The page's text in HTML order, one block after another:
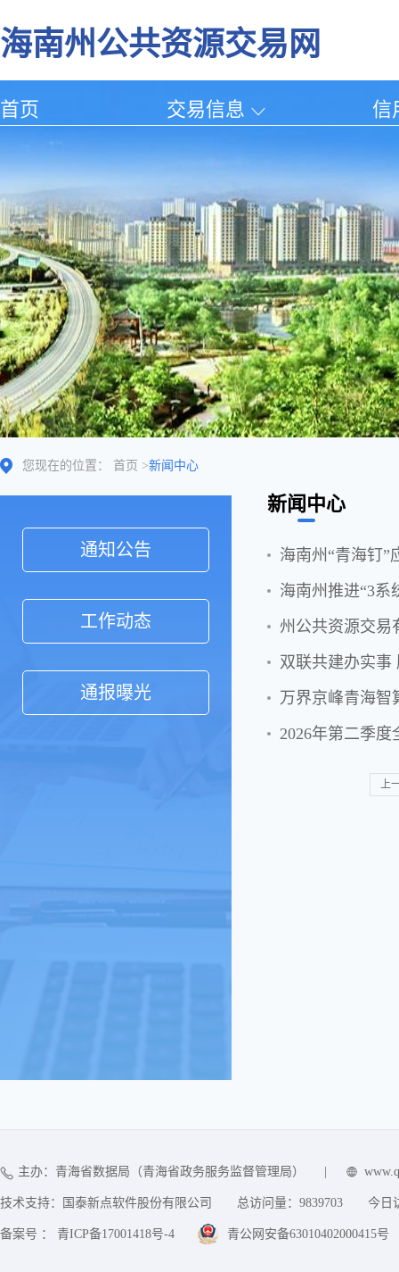
海南州公共资源交易网
首页 交易信息 信
您现在的位置： 首页 >新闻中心
通知公告
工作动态
通报曝光
新闻中心
海南州“青海钉”
海南州推进“3系
州公共资源交易
双联共建办实
万界京峰青海智
2026年第二季
上
主办：青海省数据局（青海省政务服务监督管理局）
技术支持：国泰新点软件股份有限公司 总访问量： 9839703 今日
备案号 ： 青ICP备17001418号-4 青公网安备63010402000415号